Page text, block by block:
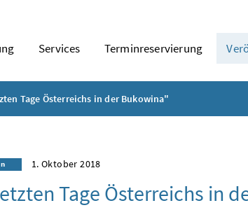
Services Terminreservierung
Tage Österreichs in der Bukowina"
1. Oktober 2018
Tage Österreichs in